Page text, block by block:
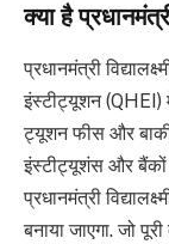
क्या है
प्रधानमंत्री
इंस्टीट्यूशन (QHEI)
ट्यूशन फीस और
इंस्टीट्यूशंस और बैंकों
प्रधानमंत्री
बनाया जाएगा. जो